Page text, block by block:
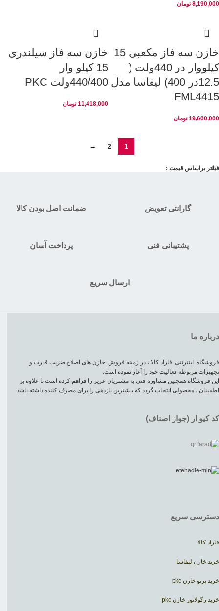
فیلتر براساس قیمت :
8,190,000 تومان
خازن سه فاز مکعبی 15
کیلووار در 440ولت (
12.5در 400) لیفاسا مدل
FML4415
19,600,000 تومان
خازن سه فاز سیلندری
15 کیلو وار
440/400ولت PKC
11,418,000 تومان
1
2
→
ضمانت اصل بودن کالا گارانتی تعویض
پرداخت آسان پشتیبانی فنی
ارسال سریع
درباره ما
فروشگاه اینترنتی فاراد کالا ، در زمینه فروش خازن های اصلاح ضریب قدرت و
تجهیزات مربوطه فعالیت خود را آغاز نموده است.
این فروشگاه همچنین مشاوره فنی به مشتریان عزیز را فراهم کرده است تا علاوه بر
اطمینان ، محصولی انتخاب گردد که بیشترین بازدهی را برای مصرف کننده داشته باشد.
کد کیو ار (جواز اصناف)
دسترسی سریع
فاراد کالا
خرید خازن لیفاسا
خرید پرتو خازن pkc
خرید رگولاتور خازن pkc